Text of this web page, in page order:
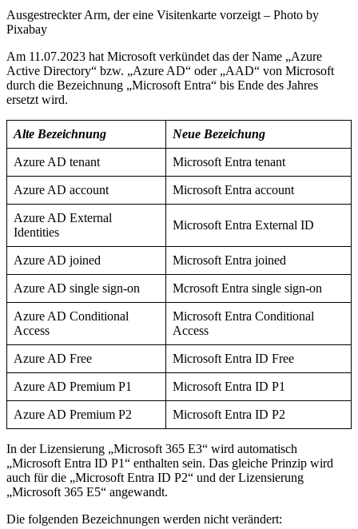
„Azure
wird
„Microsoft
Entra“
Ausgestreckter Arm, der eine Visitenkarte vorzeigt – Photo by
Pixabay
Am 11.07.2023 hat Microsoft verkündet das der Name „Azure
Active Directory“ bzw. „Azure AD“ oder „AAD“ von Microsoft
durch die Bezeichnung „Microsoft Entra“ bis Ende des Jahres
ersetzt wird.
Alte Bezeichnung Neue Bezeichung
Azure AD tenant Microsoft Entra tenant
Azure AD account Microsoft Entra account
Azure AD External
Identities
Microsoft Entra External ID
Azure AD joined Microsoft Entra joined
Azure AD single sign-on Mcrosoft Entra single sign-on
Azure AD Conditional
Access
Microsoft Entra Conditional
Access
Azure AD Free Microsoft Entra ID Free
Azure AD Premium P1 Microsoft Entra ID P1
Azure AD Premium P2 Microsoft Entra ID P2
In der Lizensierung „Microsoft 365 E3“ wird automatisch
„Microsoft Entra ID P1“ enthalten sein. Das gleiche Prinzip wird
auch für die „Microsoft Entra ID P2“ und der Lizensierung
„Microsoft 365 E5“ angewandt.
Die folgenden Bezeichnungen werden nicht verändert: